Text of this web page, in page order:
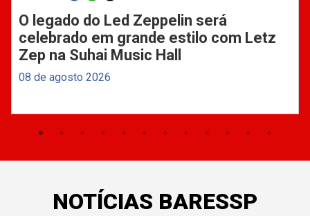
O legado do Led Zeppelin será
celebrado em grande estilo com Letz
Zep na Suhai Music Hall
08 de agosto 2026
NOTÍCIAS BARESSP